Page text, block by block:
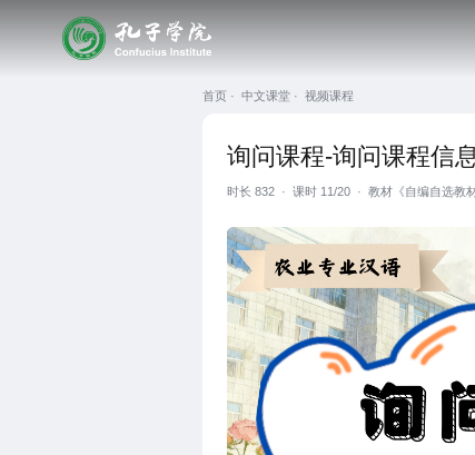
首页 · 中文课堂 · 视频课程
询问课程-询问课程信
时长832 · 课时 11/20 · 教材《自编自选教材